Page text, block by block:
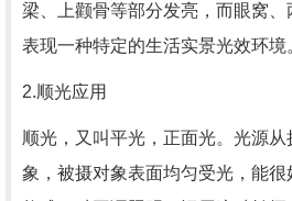
梁、上颧骨等部分发亮，而眼窝
表现一种特定的生活实景光效环境
2.顺光应用
顺光，又叫平光，正面光。光源
象，被摄对象表面均匀受光，能很